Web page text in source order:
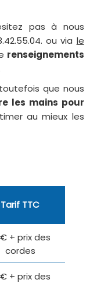
pas à nous
ou via le
renseignements
que nous
les mains pour
au mieux les
Tarif TTC
+ prix des
cordes
+ prix des